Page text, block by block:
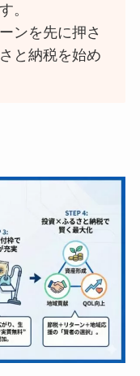
。
ンを先に押さ
と納税を始め